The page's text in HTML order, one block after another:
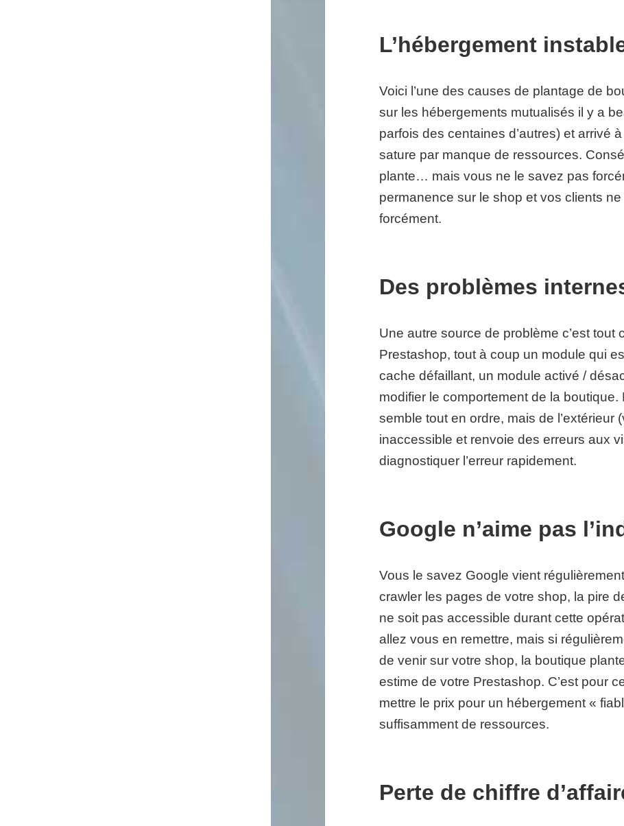
L’hébergement
Voici l’une des causes de plantage de
sur les hébergements mutualisés il y a
parfois des centaines d’autres) et arrivé
sature par manque de ressources.
plante… mais vous ne le savez pas
permanence sur le shop et vos clients
forcément.
Des problèmes
Une autre source de problème c’est
Prestashop, tout à coup un module qui
cache défaillant, un module activé /
modifier le comportement de la
semble tout en ordre, mais de l’extérieur
inaccessible et renvoie des erreurs aux
diagnostiquer l’erreur rapidement.
Google n’aime pas
Vous le savez Google vient
crawler les pages de votre shop, la pire
ne soit pas accessible durant cette
allez vous en remettre, mais si
de venir sur votre shop, la boutique
estime de votre Prestashop. C’est pour
mettre le prix pour un hébergement «
suffisamment de ressources.
Perte de chiffre